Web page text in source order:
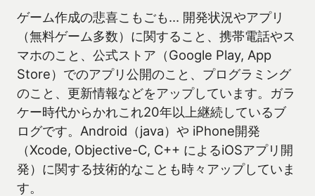
ゲーム作成の悲喜こもごも… 開発状況やアプリ
（無料ゲーム多数）に関すること、携帯電話やス
マホのこと、公式ストア（Google Play, App
Store）でのアプリ公開のこと、プログラミング
のこと、更新情報などをアップしています。ガラ
ケー時代からかれこれ20年以上継続しているブ
ログです。Android（java）や iPhone開発
（Xcode, Objective-C, C++ によるiOSアプリ開
発）に関する技術的なことも時々アップしていま
す。